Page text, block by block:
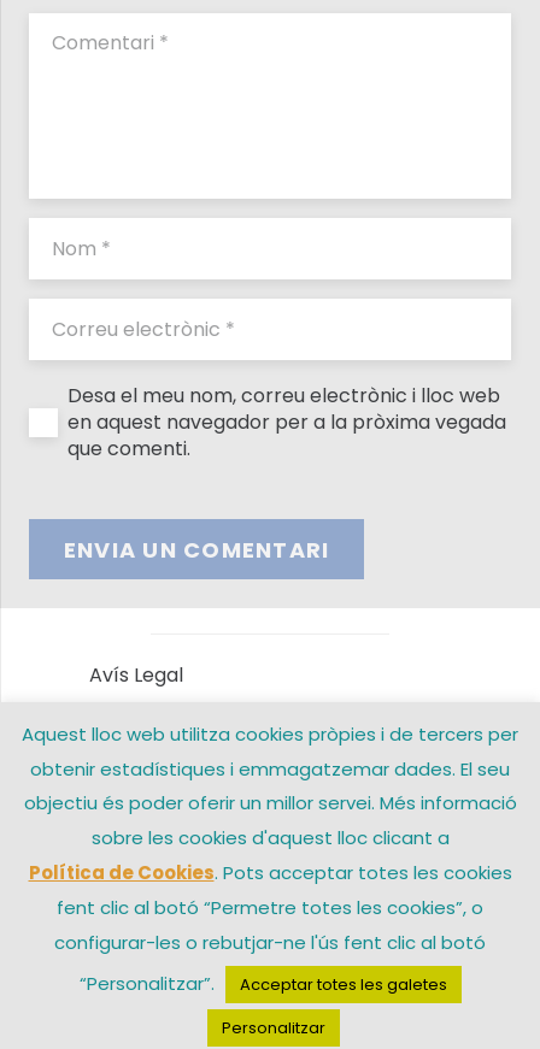
Desa el meu nom, correu electrònic i lloc web
en aquest navegador per a la pròxima vegada
que comenti.
ENVIA UN COMENTARI
Avís Legal
Política de privacitat
Política de Cookies
Contacte
© 2026 Arxiprestat Santa Coloma de Gramenet – Una web de
Aquest lloc web utilitza cookies pròpies i de tercers per
obtenir estadístiques i emmagatzemar dades. El seu
objectiu és poder oferir un millor servei. Més informació
sobre les cookies d'aquest lloc clicant a
Política de Cookies. Pots acceptar totes les cookies
fent clic al botó “Permetre totes les cookies”, o
configurar-les o rebutjar-ne l'ús fent clic al botó
“Personalitzar”.
Acceptar totes les galetes
Personalitzar